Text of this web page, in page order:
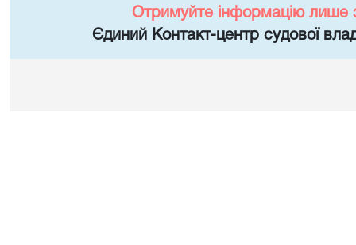
Отримуйте інформацію лише
Єдиний Контакт-центр судової